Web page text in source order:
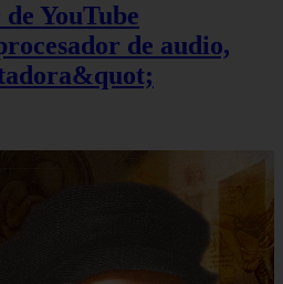
YouTube
de audio,